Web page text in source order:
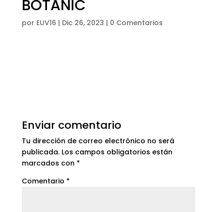
BOTANIC
por EUV16 | Dic 26, 2023 | 0 Comentarios
Enviar comentario
Tu dirección de correo electrónico no será
publicada. Los campos obligatorios están
marcados con *
Comentario *